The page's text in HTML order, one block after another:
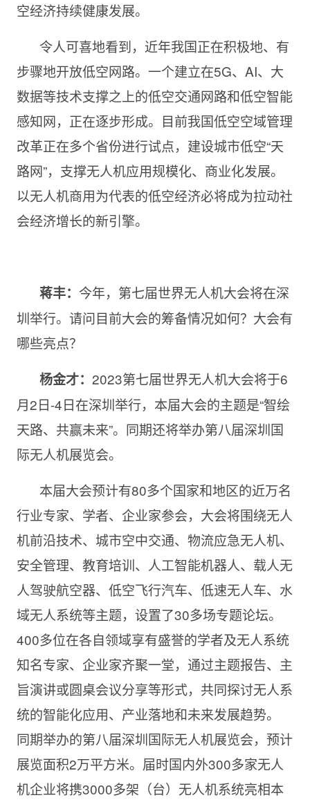
空经济持续健康发展。
令人可喜地看到，近年我国正在积极地、有
步骤地开放低空网路。一个建立在5G、AI、大
数据等技术支撑之上的低空交通网路和低空智能
感知网，正在逐步形成。目前我国低空空域管理
改革正在多个省份进行试点，建设城市低空“天
路网”，支撑无人机应用规模化、商业化发展。
以无人机商用为代表的低空经济必将成为拉动社
会经济增长的新引擎。
蒋丰： 今年，第七届世界无人机大会将在深
圳举行。请问目前大会的筹备情况如何？大会有
哪些亮点？
杨金才： 2023第七届世界无人机大会将于6
月2日-4日在深圳举行，本届大会的主题是“智绘
天路、共赢未来”。同期还将举办第八届深圳国
际无人机展览会。
本届大会预计有80多个国家和地区的近万名
行业专家、学者、企业家参会，大会将围绕无人
机前沿技术、城市空中交通、物流应急无人机、
安全管理、教育培训、人工智能机器人、载人无
人驾驶航空器、低空飞行汽车、低速无人车、水
域无人系统等主题，设置了30多场专题论坛。
400多位在各自领域享有盛誉的学者及无人系统
知名专家、企业家齐聚一堂，通过主题报告、主
旨演讲或圆桌会议分享等形式，共同探讨无人系
统的智能化应用、产业落地和未来发展趋势。
同期举办的第八届深圳国际无人机展览会，预计
展览面积2万平方米。届时国内外300多家无人
机企业将携3000多架（台）无人机系统亮相本